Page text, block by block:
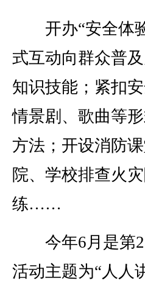
开办“安全体验
式互动向群众普
知识技能；紧扣
情景剧、歌曲等
方法；开设消防
院、学校排查火
练……
今年6月是第25
活动主题为“人